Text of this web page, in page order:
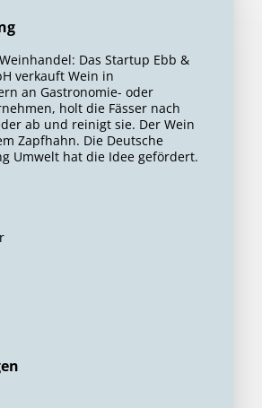
Das Startup Ebb &
verkauft Wein in
an Gastronomie- oder
holt die Fässer nach
ab und reinigt sie. Der Wein
Zapfhahn. Die Deutsche
Umwelt hat die Idee gefördert.